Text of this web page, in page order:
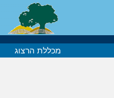
מכללת הרצוג